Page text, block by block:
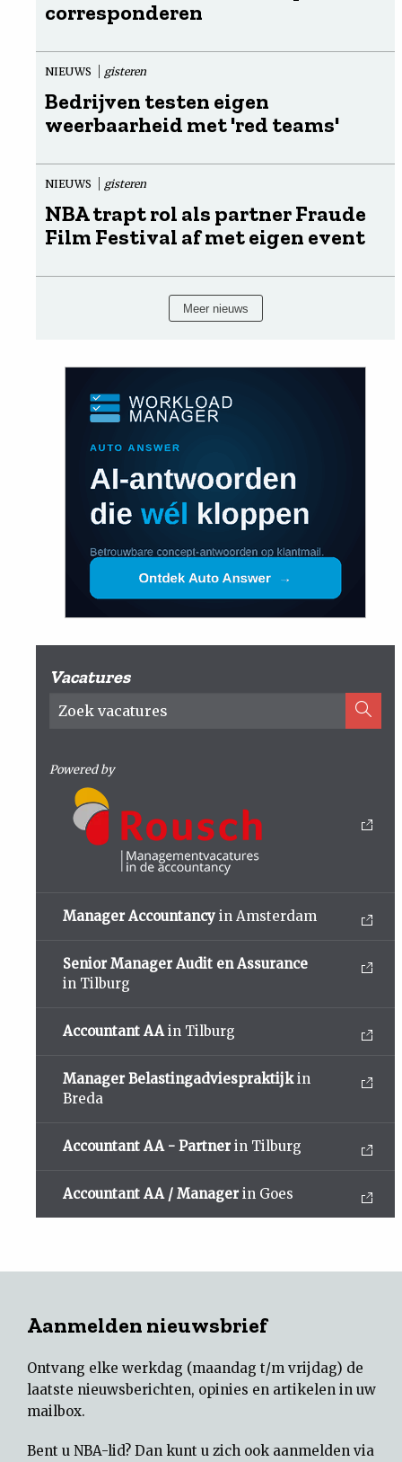
corresponderen
NIEUWS gisteren
Bedrijven testen eigen
weerbaarheid met 'red teams'
NIEUWS gisteren
NBA trapt rol als partner Fraude
Film Festival af met eigen event
Meer nieuws
Vacatures
Powered by
Manager Accountancy in Amsterdam
Senior Manager Audit en Assurance
in Tilburg
Accountant AA in Tilburg
Manager Belastingadviespraktijkin
Breda
Accountant AA - Partner in Tilburg
Accountant AA / Manager in Goes
Aanmelden nieuwsbrief
Ontvang elke werkdag (maandag t/m vrijdag) de
laatste nieuwsberichten, opinies en artikelen in uw
mailbox.
Bent u NBA-lid? Dan kunt u zich ook aanmelden via